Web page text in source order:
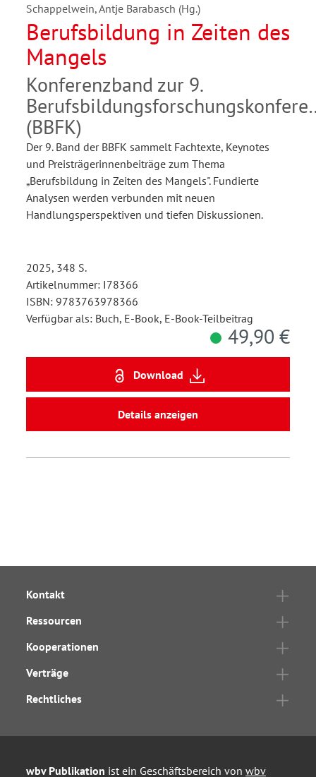
Schappelwein, Antje Barabasch (Hg.)
Berufsbildung in Zeiten des
Mangels
Konferenzband zur 9.
(BBFK)
Der 9. Band der BBFK sammelt Fachtexte, Keynotes
und Preisträgerinnenbeiträge zum Thema
„Berufsbildung in Zeiten des Mangels". Fundierte
Analysen werden verbunden mit neuen
Handlungsperspektiven und tiefen Diskussionen.
2025, 348 S.
Artikelnummer: I78366
ISBN: 9783763978366
Verfügbar als: Buch, E-Book, E-Book-Teilbeitrag
49,90 €
Download
Details anzeigen
Kontakt
Ressourcen
Kooperationen
Verträge
Rechtliches
wbv Publikation ist ein Geschäftsbereich von wbv